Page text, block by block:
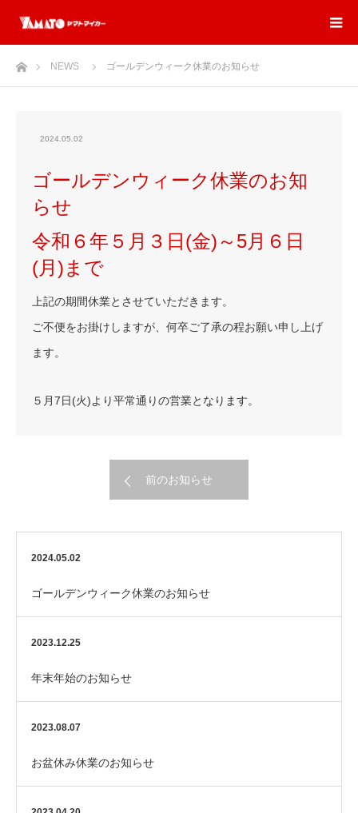
ホームNEWS ゴールデンウィーク休業のお知らせ
2024.05.02
ゴールデンウィーク休業のお知
らせ
令和６年５月３日(金)～5月６日
(月)まで
上記の期間休業とさせていただきます。
ご不便をお掛けしますが、何卒ご了承の程お願い申し上げ
ます。
５月7日(火)より平常通りの営業となります。
前のお知らせ
2024.05.02
ゴールデンウィーク休業のお知らせ
2023.12.25
年末年始のお知らせ
2023.08.07
お盆休み休業のお知らせ